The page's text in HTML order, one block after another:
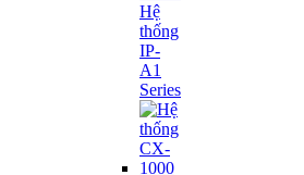
Hệ
thống
IP-
A1
Series